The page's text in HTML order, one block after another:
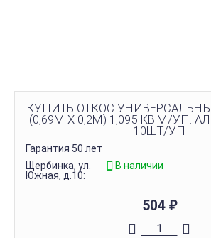
КУПИТЬ ОТКОС
(0,69М Х 0,2М) 1,095 КВ.М/УП.
10ШТ/УП
Гарантия 50 лет
Щербинка, ул.
Южная, д.10:
В наличии
504 ₽